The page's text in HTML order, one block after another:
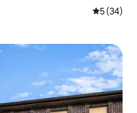
Průměrné
5 (34)